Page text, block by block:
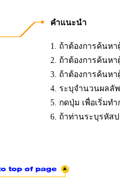
คำแนะนำ
1. ถ้าต้องการค้นห
2. ถ้าต้องการค้นห
3. ถ้าต้องการค้นห
4. ระบุจำนวนผลลั
5. กดปุ่ม เพื่อเริ่มท
6. ถ้าท่านระบุรหัส